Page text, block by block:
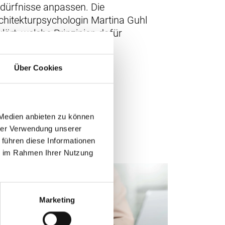
Über Cookies
anbieten zu können
Verwendung unserer
diese Informationen
Rahmen Ihrer Nutzung
Marketing
anpassen. Die
Martina Guhl
welche Prinzipien dafür